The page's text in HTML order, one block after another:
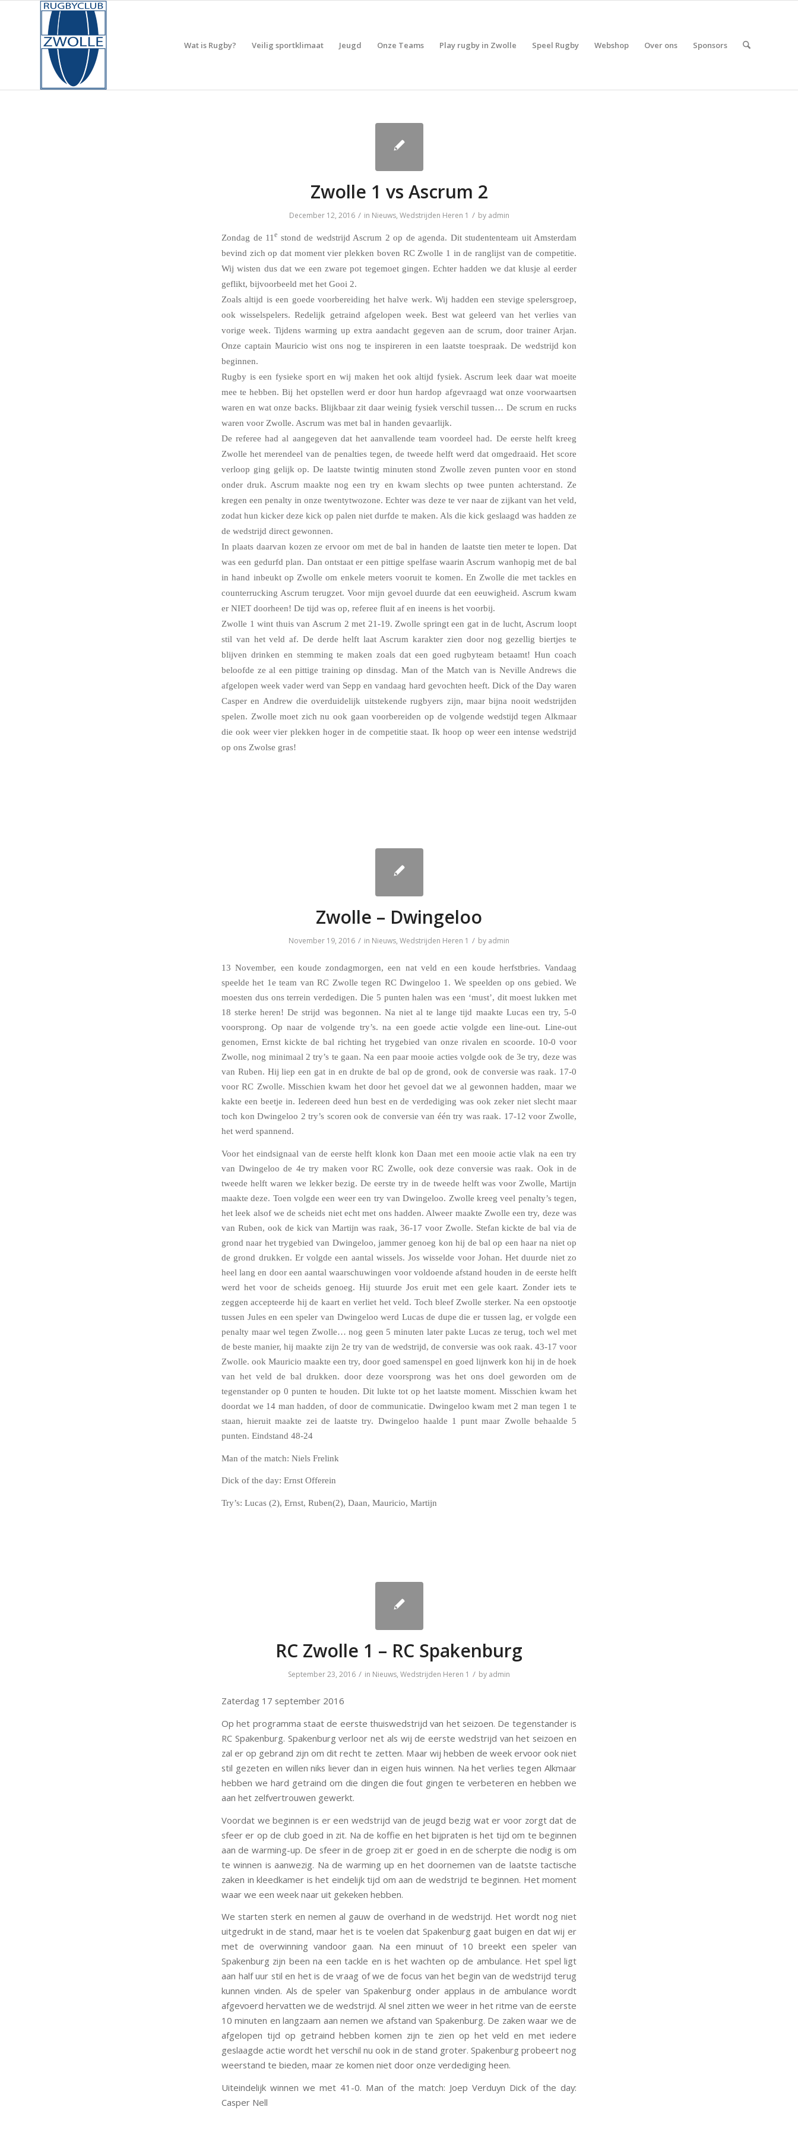
Wat is Rugby? Veilig sportklimaat Jeugd Onze Teams Play rugby in Zwolle Speel Rugby Webshop Over ons Sponsors
Zwolle 1 vs Ascrum 2
December 12, 2016 / in Nieuws, Wedstrijden Heren 1 / by admin
Zondag de 11 e stond de wedstrijd Ascrum 2 op de agenda. Dit studententeam uit Amsterdam
bevind zich op dat moment vier plekken boven RC Zwolle 1 in de ranglijst van de competitie.
Wij wisten dus dat we een zware pot tegemoet gingen. Echter hadden we dat klusje al eerder
geflikt, bijvoorbeeld met het Gooi 2.
Zoals altijd is een goede voorbereiding het halve werk. Wij hadden een stevige spelersgroep,
ook wisselspelers. Redelijk getraind afgelopen week. Best wat geleerd van het verlies van
vorige week. Tijdens warming up extra aandacht gegeven aan de scrum, door trainer Arjan.
Onze captain Mauricio wist ons nog te inspireren in een laatste toespraak. De wedstrijd kon
beginnen.
Rugby is een fysieke sport en wij maken het ook altijd fysiek. Ascrum leek daar wat moeite
mee te hebben. Bij het opstellen werd er door hun hardop afgevraagd wat onze voorwaartsen
waren en wat onze backs. Blijkbaar zit daar weinig fysiek verschil tussen… De scrum en rucks
waren voor Zwolle. Ascrum was met bal in handen gevaarlijk.
De referee had al aangegeven dat het aanvallende team voordeel had. De eerste helft kreeg
Zwolle het merendeel van de penalties tegen, de tweede helft werd dat omgedraaid. Het score
verloop ging gelijk op. De laatste twintig minuten stond Zwolle zeven punten voor en stond
onder druk. Ascrum maakte nog een try en kwam slechts op twee punten achterstand. Ze
kregen een penalty in onze twentytwozone. Echter was deze te ver naar de zijkant van het veld,
zodat hun kicker deze kick op palen niet durfde te maken. Als die kick geslaagd was hadden ze
de wedstrijd direct gewonnen.
In plaats daarvan kozen ze ervoor om met de bal in handen de laatste tien meter te lopen. Dat
was een gedurfd plan. Dan ontstaat er een pittige spelfase waarin Ascrum wanhopig met de bal
in hand inbeukt op Zwolle om enkele meters vooruit te komen. En Zwolle die met tackles en
counterrucking Ascrum terugzet. Voor mijn gevoel duurde dat een eeuwigheid. Ascrum kwam
er NIET doorheen! De tijd was op, referee fluit af en ineens is het voorbij.
Zwolle 1 wint thuis van Ascrum 2 met 21-19. Zwolle springt een gat in de lucht, Ascrum loopt
stil van het veld af. De derde helft laat Ascrum karakter zien door nog gezellig biertjes te
blijven drinken en stemming te maken zoals dat een goed rugbyteam betaamt! Hun coach
beloofde ze al een pittige training op dinsdag. Man of the Match van is Neville Andrews die
afgelopen week vader werd van Sepp en vandaag hard gevochten heeft. Dick of the Day waren
Casper en Andrew die overduidelijk uitstekende rugbyers zijn, maar bijna nooit wedstrijden
spelen. Zwolle moet zich nu ook gaan voorbereiden op de volgende wedstijd tegen Alkmaar
die ook weer vier plekken hoger in de competitie staat. Ik hoop op weer een intense wedstrijd
op ons Zwolse gras!
Zwolle – Dwingeloo
November 19, 2016 / in Nieuws, Wedstrijden Heren 1 / by admin
13 November, een koude zondagmorgen, een nat veld en een koude herfstbries. Vandaag
speelde het 1e team van RC Zwolle tegen RC Dwingeloo 1. We speelden op ons gebied. We
moesten dus ons terrein verdedigen. Die 5 punten halen was een ‘must’, dit moest lukken met
18 sterke heren! De strijd was begonnen. Na niet al te lange tijd maakte Lucas een try, 5-0
voorsprong. Op naar de volgende try’s. na een goede actie volgde een line-out. Line-out
genomen, Ernst kickte de bal richting het trygebied van onze rivalen en scoorde. 10-0 voor
Zwolle, nog minimaal 2 try’s te gaan. Na een paar mooie acties volgde ook de 3e try, deze was
van Ruben. Hij liep een gat in en drukte de bal op de grond, ook de conversie was raak. 17-0
voor RC Zwolle. Misschien kwam het door het gevoel dat we al gewonnen hadden, maar we
kakte een beetje in. Iedereen deed hun best en de verdediging was ook zeker niet slecht maar
toch kon Dwingeloo 2 try’s scoren ook de conversie van één try was raak. 17-12 voor Zwolle,
het werd spannend.
Voor het eindsignaal van de eerste helft klonk kon Daan met een mooie actie vlak na een try
van Dwingeloo de 4e try maken voor RC Zwolle, ook deze conversie was raak. Ook in de
tweede helft waren we lekker bezig. De eerste try in de tweede helft was voor Zwolle, Martijn
maakte deze. Toen volgde een weer een try van Dwingeloo. Zwolle kreeg veel penalty’s tegen,
het leek alsof we de scheids niet echt met ons hadden. Alweer maakte Zwolle een try, deze was
van Ruben, ook de kick van Martijn was raak, 36-17 voor Zwolle. Stefan kickte de bal via de
grond naar het trygebied van Dwingeloo, jammer genoeg kon hij de bal op een haar na niet op
de grond drukken. Er volgde een aantal wissels. Jos wisselde voor Johan. Het duurde niet zo
heel lang en door een aantal waarschuwingen voor voldoende afstand houden in de eerste helft
werd het voor de scheids genoeg. Hij stuurde Jos eruit met een gele kaart. Zonder iets te
zeggen accepteerde hij de kaart en verliet het veld. Toch bleef Zwolle sterker. Na een opstootje
tussen Jules en een speler van Dwingeloo werd Lucas de dupe die er tussen lag, er volgde een
penalty maar wel tegen Zwolle… nog geen 5 minuten later pakte Lucas ze terug, toch wel met
de beste manier, hij maakte zijn 2e try van de wedstrijd, de conversie was ook raak. 43-17 voor
Zwolle. ook Mauricio maakte een try, door goed samenspel en goed lijnwerk kon hij in de hoek
van het veld de bal drukken. door deze voorsprong was het ons doel geworden om de
tegenstander op 0 punten te houden. Dit lukte tot op het laatste moment. Misschien kwam het
doordat we 14 man hadden, of door de communicatie. Dwingeloo kwam met 2 man tegen 1 te
staan, hieruit maakte zei de laatste try. Dwingeloo haalde 1 punt maar Zwolle behaalde 5
punten. Eindstand 48-24
Man of the match: Niels Frelink
Dick of the day: Ernst Offerein
Try’s: Lucas (2), Ernst, Ruben(2), Daan, Mauricio, Martijn
RC Zwolle 1 – RC Spakenburg
September 23, 2016 / in Nieuws, Wedstrijden Heren 1 / by admin
Zaterdag 17 september 2016
Op het programma staat de eerste thuiswedstrijd van het seizoen. De tegenstander is
RC Spakenburg. Spakenburg verloor net als wij de eerste wedstrijd van het seizoen en
zal er op gebrand zijn om dit recht te zetten. Maar wij hebben de week ervoor ook niet
stil gezeten en willen niks liever dan in eigen huis winnen. Na het verlies tegen Alkmaar
hebben we hard getraind om die dingen die fout gingen te verbeteren en hebben we
aan het zelfvertrouwen gewerkt.
Voordat we beginnen is er een wedstrijd van de jeugd bezig wat er voor zorgt dat de
sfeer er op de club goed in zit. Na de koffie en het bijpraten is het tijd om te beginnen
aan de warming-up. De sfeer in de groep zit er goed in en de scherpte die nodig is om
te winnen is aanwezig. Na de warming up en het doornemen van de laatste tactische
zaken in kleedkamer is het eindelijk tijd om aan de wedstrijd te beginnen. Het moment
waar we een week naar uit gekeken hebben.
We starten sterk en nemen al gauw de overhand in de wedstrijd. Het wordt nog niet
uitgedrukt in de stand, maar het is te voelen dat Spakenburg gaat buigen en dat wij er
met de overwinning vandoor gaan. Na een minuut of 10 breekt een speler van
Spakenburg zijn been na een tackle en is het wachten op de ambulance. Het spel ligt
aan half uur stil en het is de vraag of we de focus van het begin van de wedstrijd terug
kunnen vinden. Als de speler van Spakenburg onder applaus in de ambulance wordt
afgevoerd hervatten we de wedstrijd. Al snel zitten we weer in het ritme van de eerste
10 minuten en langzaam aan nemen we afstand van Spakenburg. De zaken waar we de
afgelopen tijd op getraind hebben komen zijn te zien op het veld en met iedere
geslaagde actie wordt het verschil nu ook in de stand groter. Spakenburg probeert nog
weerstand te bieden, maar ze komen niet door onze verdediging heen.
Uiteindelijk winnen we met 41-0. Man of the match: Joep Verduyn Dick of the day:
Casper Nell